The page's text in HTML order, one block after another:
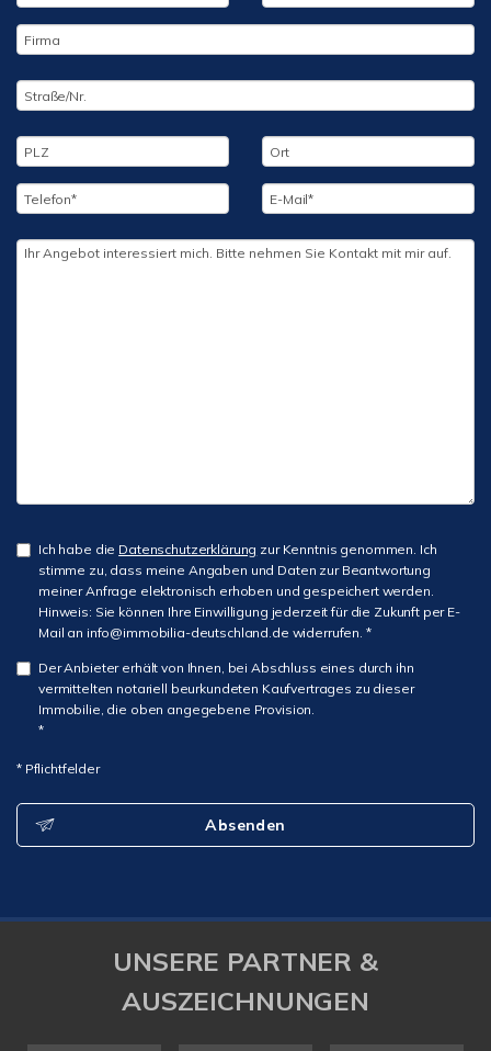
Ich habe die Datenschutzerklärung zur Kenntnis genommen. Ich
stimme zu, dass meine Angaben und Daten zur Beantwortung
meiner Anfrage elektronisch erhoben und gespeichert werden.
Hinweis: Sie können Ihre Einwilligung jederzeit für die Zukunft per E-
Mail an info@immobilia-deutschland.de widerrufen. *
Der Anbieter erhält von Ihnen, bei Abschluss eines durch ihn
vermittelten notariell beurkundeten Kaufvertrages zu dieser
Immobilie, die oben angegebene Provision.
*
* Pflichtfelder
Absenden
UNSERE PARTNER &
AUSZEICHNUNGEN